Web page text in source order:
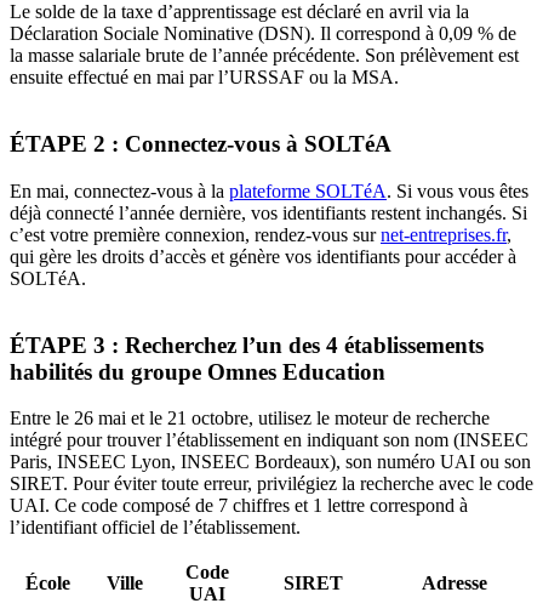
Le solde de la taxe d’apprentissage est déclaré en avril via la
Déclaration Sociale Nominative (DSN). Il correspond à 0,09 % de
la masse salariale brute de l’année précédente. Son prélèvement est
ensuite effectué en mai par l’URSSAF ou la MSA.
ÉTAPE 2 : Connectez-vous à SOLTéA
En mai, connectez-vous à la plateforme SOLTéA. Si vous vous êtes
déjà connecté l’année dernière, vos identifiants restent inchangés. Si
c’est votre première connexion, rendez-vous surnet-entreprises.fr,
qui gère les droits d’accès et génère vos identifiants pour accéder à
SOLTéA.
ÉTAPE 3 : Recherchez l’un des 4 établissements
habilités du groupe Omnes Education
Entre le 26 mai et le 21 octobre, utilisez le moteur de recherche
intégré pour trouver l’établissement en indiquant son nom (INSEEC
Paris, INSEEC Lyon, INSEEC Bordeaux), son numéro UAI ou son
SIRET. Pour éviter toute erreur, privilégiez la recherche avec le code
UAI. Ce code composé de 7 chiffres et 1 lettre correspond à
l’identifiant officiel de l’établissement.
École Ville
Code
UAI
SIRET Adresse